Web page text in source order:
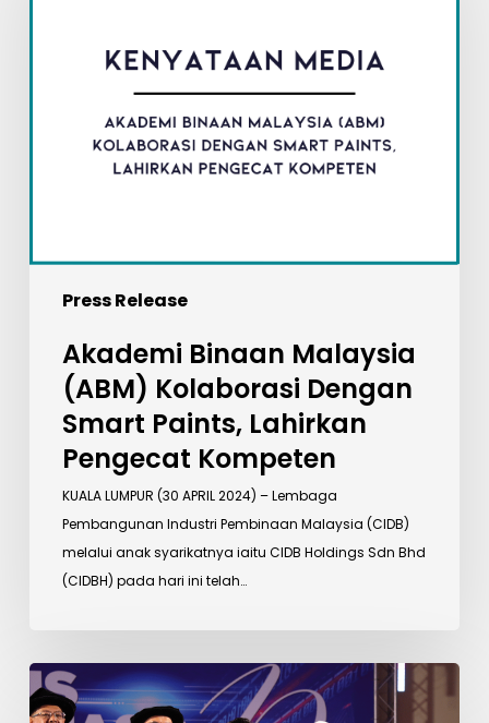
Press Release
Kolaborasi
Lahirkan
Akademi Binaan Malaysia
(ABM) Kolaborasi Dengan
Smart Paints, Lahirkan
Pengecat Kompeten
KUALA LUMPUR (30 APRIL 2024) – Lembaga
Pembangunan Industri Pembinaan Malaysia (CIDB)
melalui anak syarikatnya iaitu CIDB Holdings Sdn Bhd
(CIDBH) pada hari ini telah…
CIDB
Latih